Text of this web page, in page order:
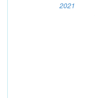
2021